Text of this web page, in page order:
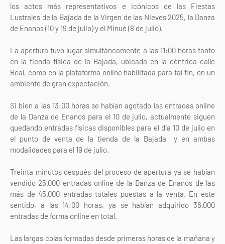
los actos más representativos e icónicos de las Fiestas
Lustrales de la Bajada de la Virgen de las Nieves 2025, la Danza
de Enanos (10 y 19 de julio) y el Minué (8 de julio).
La apertura tuvo lugar simultáneamente a las 11:00 horas tanto
en la tienda física de la Bajada, ubicada en la céntrica calle
Real, como en la plataforma online habilitada para tal fin, en un
ambiente de gran expectación.
Si bien a las 13:00 horas se habían agotado las entradas online
de la Danza de Enanos para el 10 de julio, actualmente siguen
quedando entradas físicas disponibles para el día 10 de julio en
el punto de venta de la tienda de la Bajada y en ambas
modalidades para el 19 de julio.
Treinta minutos después del proceso de apertura ya se habían
vendido 25.000 entradas online de la Danza de Enanos de las
más de 45.000 entradas totales puestas a la venta. En este
sentido, a las 14:00 horas, ya se habían adquirido 36.000
entradas de forma online en total.
Las largas colas formadas desde primeras horas de la mañana y